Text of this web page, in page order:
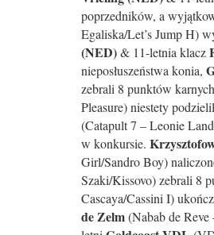
poprzedników, a
Egaliska/Let’s Jump H)
(NED)& 11-letnia klacz
nieposłuszeństwa konia,
zebrali 8 punktów
Pleasure) niestety
(Catapult 7 – Leonie
w konkursie.
Girl/Sandro Boy)
Szaki/Kissovo) zebrali 8
Cascaya/Cassini I)
de Zelm(Nabab de